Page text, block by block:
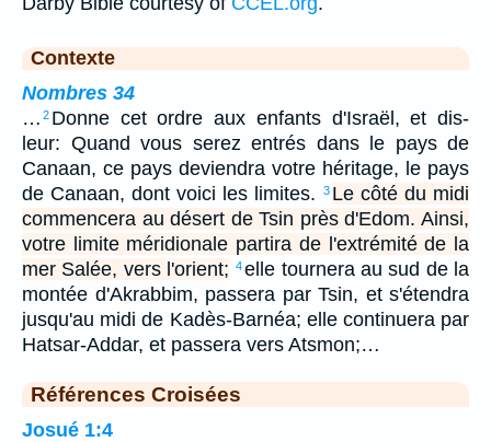
Contexte
Nombres 34
… 2 Donne cet ordre aux enfants d'Israël, et dis-
leur: Quand vous serez entrés dans le pays de
Canaan, ce pays deviendra votre héritage, le pays
de Canaan, dont voici les limites.
3 Le côté du midi
commencera au désert de Tsin près d'Edom. Ainsi,
votre limite méridionale partira de l'extrémité de la
mer Salée, vers l'orient;
4elle tournera au sud de la
montée d'Akrabbim, passera par Tsin, et s'étendra
jusqu'au midi de Kadès-Barnéa; elle continuera par
Hatsar-Addar, et passera vers Atsmon;…
Références Croisées
Josué 1:4